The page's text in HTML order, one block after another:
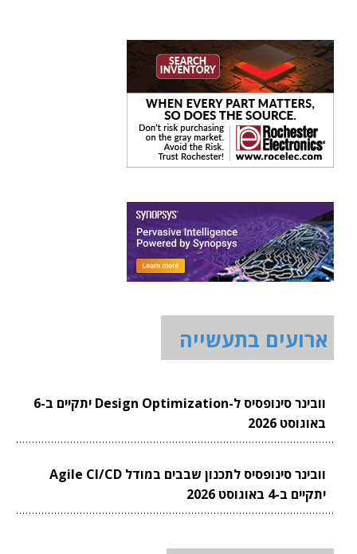
ארועים בתעשייה
וובינר סינופסיס ל-Design Optimization יתקיים ב-6
באוגוסט 2026
וובינר סינופסיס לתכנון שבבים במודל Agile CI/CD
יתקיים ב-4 באוגוסט 2026